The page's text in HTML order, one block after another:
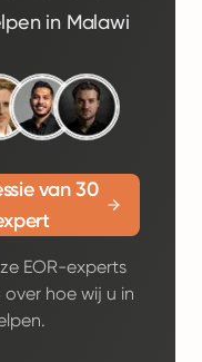
in Malawi
van 30
EOR-experts
hoe wij u in